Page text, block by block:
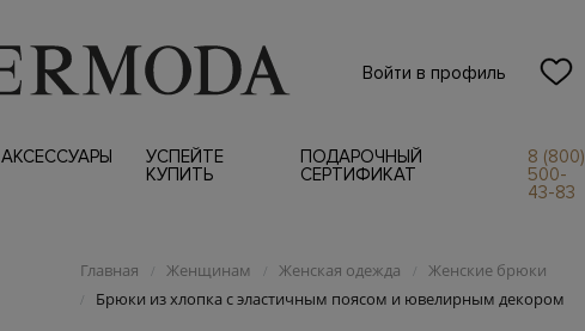
Войти в профиль
АКСЕССУАРЫ
УСПЕЙТЕ
КУПИТЬ
ПОДАРОЧНЫЙ
СЕРТИФИКАТ
8 (800)
500-
43-83
Главная / Женщинам / Женская одежда / Женские брюки
/ Брюки из хлопка с эластичным поясом и ювелирным декором